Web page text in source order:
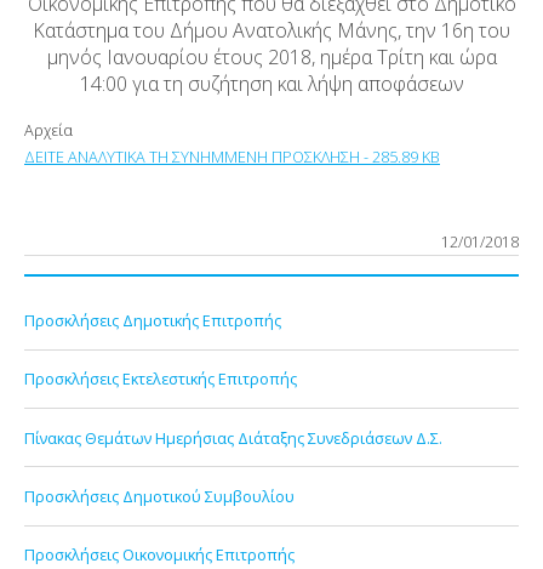
Κατάστημα του Δήμου Ανατολικής Μάνης, την 16η του
μηνός Ιανουαρίου έτους 2018, ημέρα Τρίτη και ώρα
14:00 για τη συζήτηση και λήψη αποφάσεων
Αρχεία
ΔΕΙΤΕ ΑΝΑΛΥΤΙΚΑ ΤΗ ΣΥΝΗΜΜΕΝΗ ΠΡΟΣΚΛΗΣΗ - 285.89 KB
12/01/2018
Προσκλήσεις Δημοτικής Επιτροπής
Προσκλήσεις Εκτελεστικής Επιτροπής
Πίνακας Θεμάτων Ημερήσιας Διάταξης Συνεδριάσεων Δ.Σ.
Προσκλήσεις Δημοτικού Συμβουλίου
Προσκλήσεις Οικονομικής Επιτροπής